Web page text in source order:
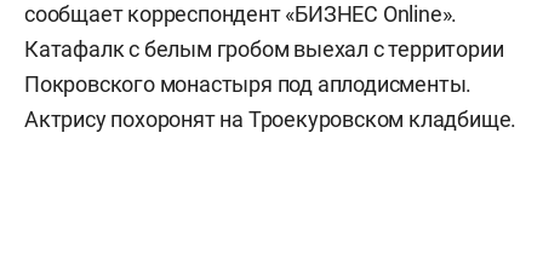
сообщает корреспондент «БИЗНЕС Online».
Катафалк с белым гробом выехал с территории
Покровского монастыря под аплодисменты.
Актрису похоронят на Троекуровском кладбище.